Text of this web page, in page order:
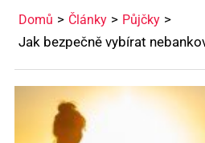
Domů Články Půjčky
Jak bezpečně vybírat